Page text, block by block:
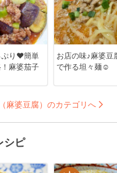
ぷり♥簡単
麻婆茄子
お店の味♪麻婆豆
で作る坦々麺☺︎
麻婆豆腐）のカテゴリへ
シピ